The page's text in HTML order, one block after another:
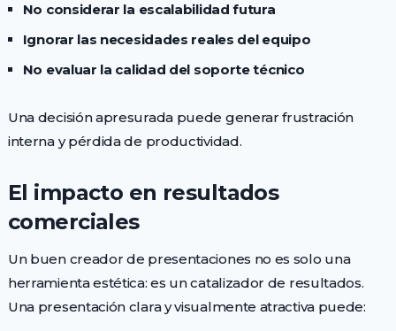
No considerar la escalabilidad futura
Ignorar las necesidades reales del equipo
No evaluar la calidad del soporte técnico
Una decisión apresurada puede generar frustración
interna y pérdida de productividad.
El impacto en resultados
comerciales
Un buen creador de presentaciones no es solo una
herramienta estética: es un catalizador de resultados.
Una presentación clara y visualmente atractiva puede: